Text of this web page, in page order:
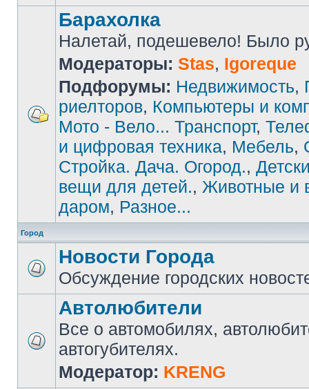
Барахолка
Налетай, подешевело! Было
Модераторы: Stas, Igoreque
Подфорумы: Недвижимость,
риелторов, Компьютеры и
Мото - Вело... Транспорт,
и цифровая техника, Мебель,
Стройка. Дача. Огород.,
вещи для детей., Животные и
даром, Разное...
Город
Новости Города
Обсуждение городских
Автолюбители
Все о автомобилях,
автогубителях.
Модератор: KRENG